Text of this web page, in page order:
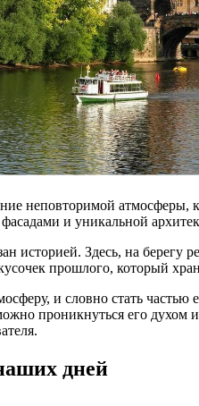
неповторимой
и уникальной
Здесь, на берегу
прошлого, который
и словно стать
проникнуться его духом
дней